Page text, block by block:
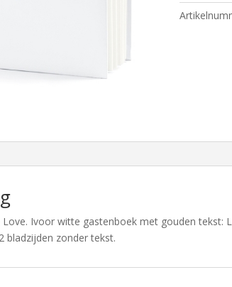
Ivoor witte gastenboek met gouden tekst:
bladzijden zonder tekst.